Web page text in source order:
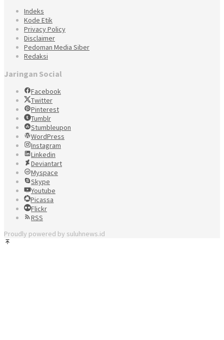
Indeks
Kode Etik
Privacy Policy
Disclaimer
Pedoman Media Siber
Redaksi
Jaringan Social
Facebook
Twitter
Pinterest
Tumblr
Stumbleupon
WordPress
Instagram
Linkedin
Deviantart
Myspace
Skype
Youtube
Picassa
Flickr
RSS
Proudly powered by suluhnews.id